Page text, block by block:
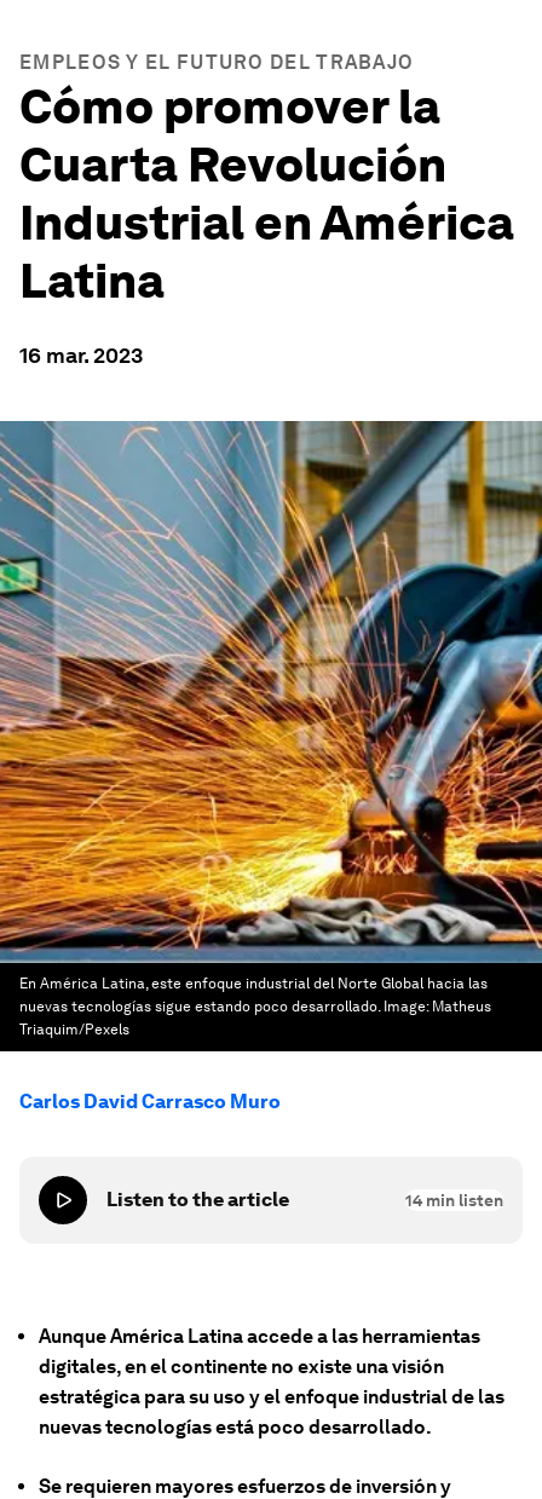
EMPLEOS Y EL FUTURO DEL TRABAJO
Cómo promover la
Cuarta Revolución
Industrial en América
Latina
16 mar. 2023
En América Latina, este enfoque industrial del Norte Global hacia las
nuevas tecnologías sigue estando poco desarrollado. Image: Matheus
Triaquim/Pexels
Carlos David Carrasco Muro
Listen to the article 14 min listen
Aunque América Latina accede a las herramientas
digitales, en el continente no existe una visión
estratégica para su uso y el enfoque industrial de las
nuevas tecnologías está poco desarrollado.
Se requieren mayores esfuerzos de inversión y